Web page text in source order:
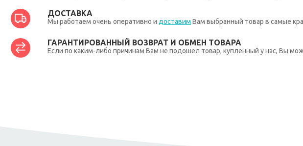
ДОСТАВКА
Мы работаем очень оперативно и доставим Вам выбранный товар в самые
ГАРАНТИРОВАННЫЙ ВОЗВРАТ И ОБМЕН ТОВАРА
Если по каким-либо причинам Вам не подошел товар, купленный у нас, Вы